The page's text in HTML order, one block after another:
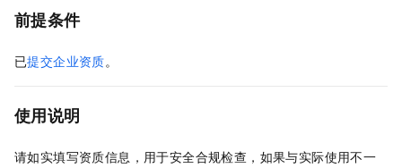
前提条件
已提交企业资质。
使用说明
请如实填写资质信息，用于安全合规检查，如果与实际使用不一